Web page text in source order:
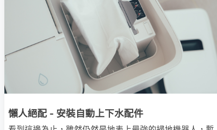
懶人絕配 - 安裝自動上下水配件